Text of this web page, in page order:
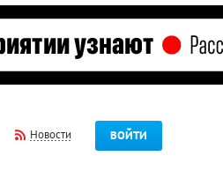
Новости ВОЙТИ